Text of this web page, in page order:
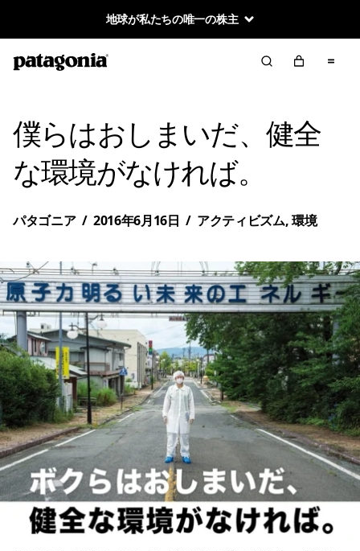
地球が私たちの唯一の株主
僕らはおしまいだ、健全
な環境がなければ。
パタゴニア / 2016年6月16日 / アクティビズム,環境